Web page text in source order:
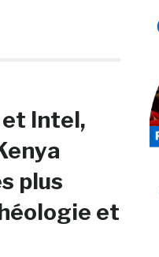
et Intel,
plus
et